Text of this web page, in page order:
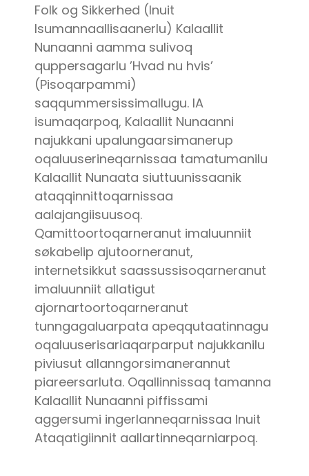
Folk og Sikkerhed (Inuit
Isumannaallisaanerlu) Kalaallit
Nunaanni aamma sulivoq
quppersagarlu ’Hvad nu hvis’
(Pisoqarpammi)
saqqummersissimallugu. IA
isumaqarpoq, Kalaallit Nunaanni
najukkani upalungaarsimanerup
oqaluuserineqarnissaa tamatumanilu
Kalaallit Nunaata siuttuunissaanik
ataqqinnittoqarnissaa
aalajangiisuusoq.
Qamittoortoqarneranut imaluunniit
søkabelip ajutoorneranut,
internetsikkut saassussisoqarneranut
imaluunniit allatigut
ajornartoortoqarneranut
tunngagaluarpata apeqqutaatinnagu
oqaluuserisariaqarparput najukkanilu
piviusut allanngorsimanerannut
piareersarluta. Oqallinnissaq tamanna
Kalaallit Nunaanni piffissami
aggersumi ingerlanneqarnissaa Inuit
Ataqatigiinnit aallartinneqarniarpoq.